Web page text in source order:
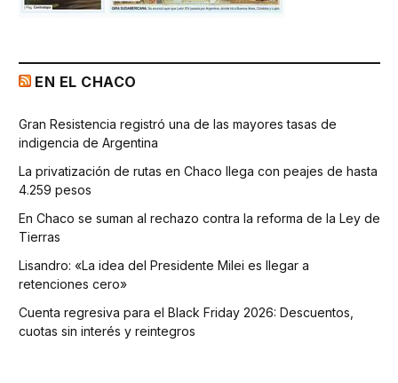
EN EL CHACO
Gran Resistencia registró una de las mayores tasas de
indigencia de Argentina
La privatización de rutas en Chaco llega con peajes de hasta
4.259 pesos
En Chaco se suman al rechazo contra la reforma de la Ley de
Tierras
Lisandro: «La idea del Presidente Milei es llegar a
retenciones cero»
Cuenta regresiva para el Black Friday 2026: Descuentos,
cuotas sin interés y reintegros